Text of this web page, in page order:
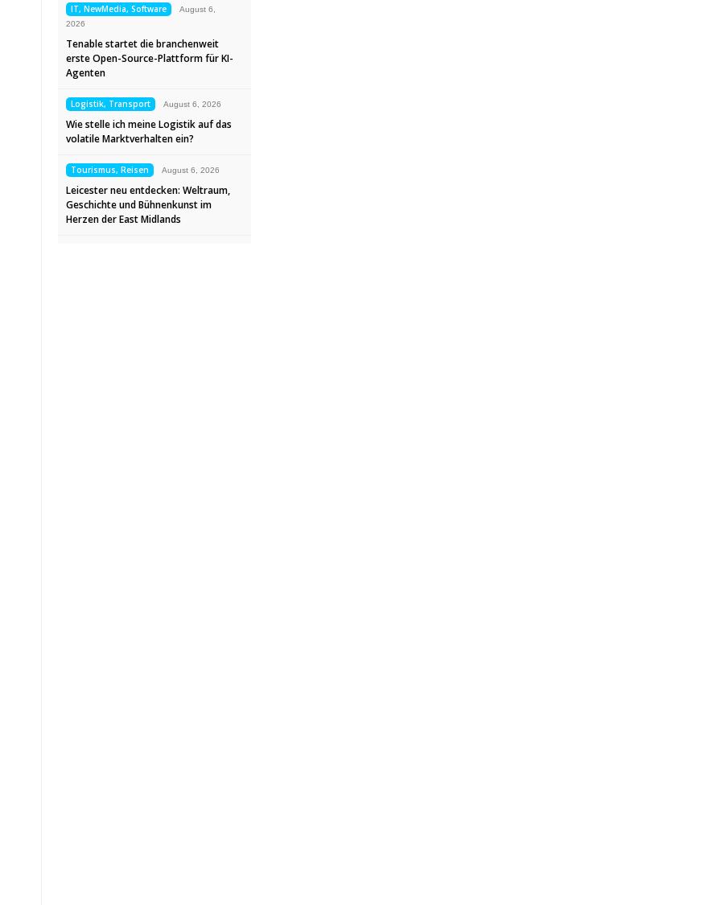
IT, NewMedia, Software
August 6,
2026
Tenable startet die branchenweit
erste Open-Source-Plattform für KI-
Agenten
Logistik, Transport August 6, 2026
Wie stelle ich meine Logistik auf das
volatile Marktverhalten ein?
Tourismus, Reisen August 6, 2026
Leicester neu entdecken: Weltraum,
Geschichte und Bühnenkunst im
Herzen der East Midlands